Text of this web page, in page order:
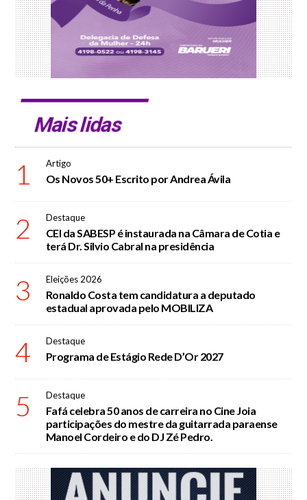
Mais lidas
1 Artigo
Os Novos 50+ Escrito por Andrea Ávila
2 Destaque
CEI da SABESP é instaurada na Câmara de Cotia e
terá Dr. Silvio Cabral na presidência
3 Eleições 2026
Ronaldo Costa tem candidatura a deputado
estadual aprovada pelo MOBILIZA
4 Destaque
Programa de Estágio Rede D’Or 2027
5 Destaque
Fafá celebra 50 anos de carreira no Cine Joia
participações do mestre da guitarrada paraense
Manoel Cordeiro e do DJ Zé Pedro.